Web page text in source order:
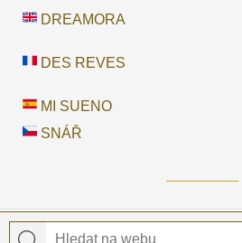
DREAMORA
DES REVES
MI SUENO
SNÁŘ